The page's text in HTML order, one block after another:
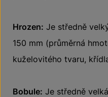
Hrozen: Je středně
150 mm (průměrná
kuželovitého tvaru,
Bobule: Je středně